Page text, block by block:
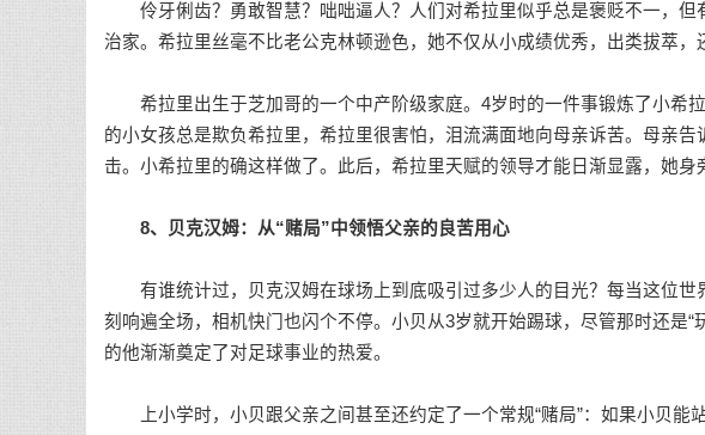
伶牙俐齿？勇敢智慧？咄咄逼人？人们对希拉里似乎总是褒贬不一，但
治家。希拉里丝毫不比老公克林顿逊色，她不仅从小成绩优秀，出类拔萃，
希拉里出生于芝加哥的一个中产阶级家庭。4岁时的一件事锻炼了小希
的小女孩总是欺负希拉里，希拉里很害怕，泪流满面地向母亲诉苦。母亲
击。小希拉里的确这样做了。此后，希拉里天赋的领导才能日渐显露，她身
8、贝克汉姆：从“赌局”中领悟父亲的良苦用心
有谁统计过，贝克汉姆在球场上到底吸引过多少人的目光？每当这位世
刻响遍全场，相机快门也闪个不停。小贝从3岁就开始踢球，尽管那时还是“
的他渐渐奠定了对足球事业的热爱。
上小学时，小贝跟父亲之间甚至还约定了一个常规“赌局”：如果小贝能